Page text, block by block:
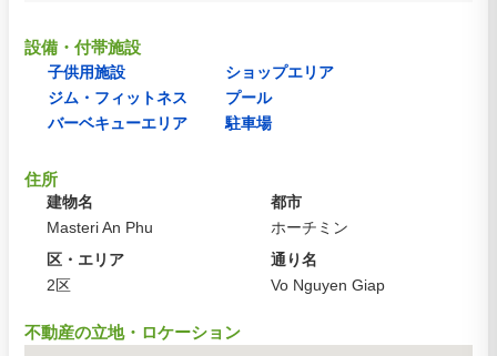
設備・付帯施設
子供用施設
ショップエリア
ジム・フィットネス
プール
バーベキューエリア
駐車場
住所
建物名
Masteri An Phu
都市
ホーチミン
区・エリア
2区
通り名
Vo Nguyen Giap
不動産の立地・ロケーション